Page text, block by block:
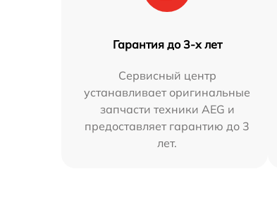
Гарантия до 3-х лет
Сервисный центр
устанавливает оригинальные
запчасти техники AEG и
предоставляет гарантию до 3
лет.